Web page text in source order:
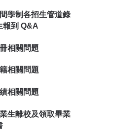
學制各招生管道錄
報到 Q&A
相關問題
相關問題
相關問題
生離校及領取畢業